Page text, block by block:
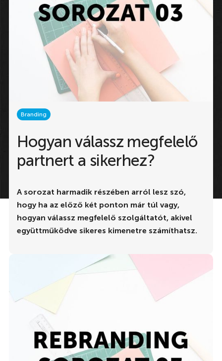
Branding
Hogyan válassz megfelelő
partnert a sikerhez?
A sorozat harmadik részében arról lesz szó,
hogy ha az előző két ponton már túl vagy,
hogyan válassz megfelelő szolgáltatót, akivel
együttműködve sikeres kimenetre számíthatsz.